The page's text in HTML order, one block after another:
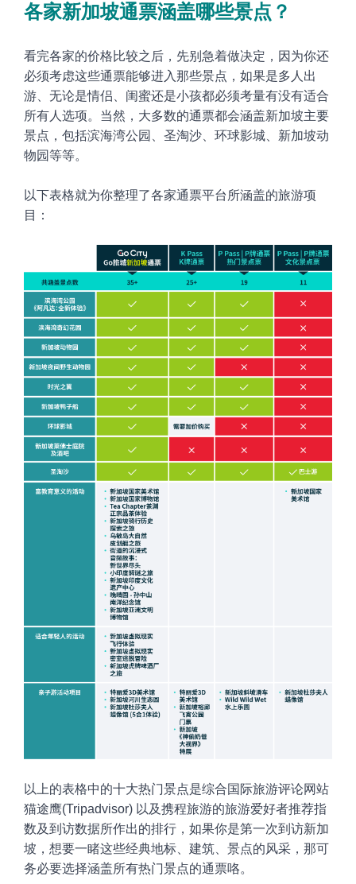
各家新加坡通票涵盖哪些景点？
看完各家的价格比较之后，先别急着做决定，因为你还
必须考虑这些通票能够进入那些景点，如果是多人出
游、无论是情侣、闺蜜还是小孩都必须考量有没有适合
所有人选项。当然，大多数的通票都会涵盖新加坡主要
景点，包括滨海湾公园、圣淘沙、环球影城、新加坡动
物园等等。
以下表格就为你整理了各家通票平台所涵盖的旅游项
目
：
以上的表格中的十大热门景点是综合国际旅游评论网站
猫途鹰(Tripadvisor) 以及携程旅游的旅游爱好者推荐指
数及到访数据所作出的排行，如果你是第一次到访新加
坡，想要一睹这些经典地标、建筑、景点的风采，那可
务必要选择涵盖所有热门景点的通票咯。